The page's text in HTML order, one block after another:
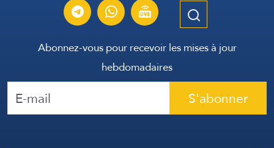
Abonnez-vous pour recevoir les mises à jour
hebdomadaires
S'abonner